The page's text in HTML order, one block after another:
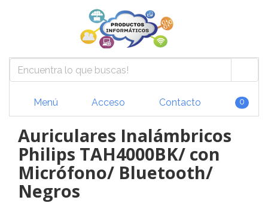
Menú Acceso Contacto 0
Auriculares Inalámbricos
Philips TAH4000BK/ con
Micrófono/ Bluetooth/
Negros